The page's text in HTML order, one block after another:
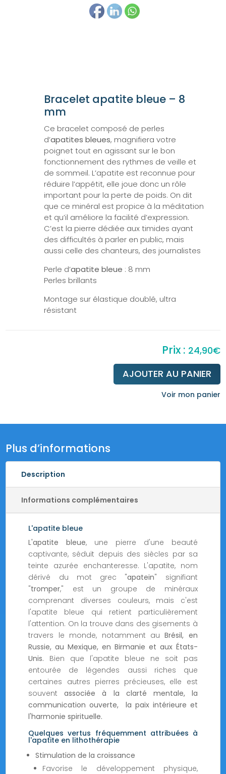
Bracelet apatite bleue – 8
mm
Ce bracelet composé de perles
d’apatites bleues, magnifiera votre
poignet tout en agissant sur le bon
fonctionnement des rythmes de veille et
de sommeil. L’apatite est reconnue pour
réduire l’appétit, elle joue donc un rôle
important pour la perte de poids. On dit
que ce minéral est propice à la méditation
et qu’il améliore la facilité d’expression.
C’est la pierre dédiée aux timides ayant
des difficultés à parler en public, mais
aussi celle des chanteurs, des journalistes
Perle d’apatite bleue : 8 mm
Perles brillants
Montage sur élastique doublé, ultra
résistant
24,90€
quantité
bleue
AJOUTER AU PANIER
Voir mon panier
Plus d’informations
Description
Informations complémentaires
L'apatite bleue
L'apatite bleue, une pierre d'une beauté
captivante, séduit depuis des siècles par sa
teinte azurée enchanteresse. L'apatite, nom
dérivé du mot grec "apatein" signifiant
"tromper," est un groupe de minéraux
comprenant diverses couleurs, mais c'est
l'apatite bleue qui retient particulièrement
l'attention. On la trouve dans des gisements à
travers le monde, notamment auBrésil, en
Russie, au Mexique, en Birmanie et aux États-
Unis. Bien que l'apatite bleue ne soit pas
entourée de légendes aussi riches que
certaines autres pierres précieuses, elle est
souvent associée à la clarté mentale, la
communication ouverte, la paix intérieure et
l'harmonie spirituelle.
Quelques vertus fréquemment attribuées à
l'apatite en lithothérapie
Stimulation de la croissance
Favorise le développement physique,